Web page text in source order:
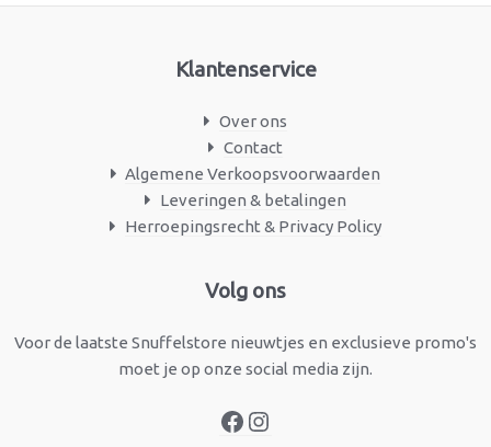
Klantenservice
Over ons
Contact
Algemene Verkoopsvoorwaarden
Leveringen & betalingen
Herroepingsrecht & Privacy Policy
Volg ons
Voor de laatste Snuffelstore nieuwtjes en exclusieve promo's
moet je op onze social media zijn.
Facebook